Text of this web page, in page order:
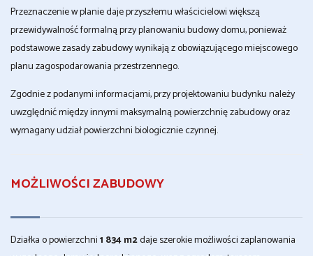
Przeznaczenie w planie daje przyszłemu właścicielowi większą
przewidywalność formalną przy planowaniu budowy domu, ponieważ
podstawowe zasady zabudowy wynikają z obowiązującego miejscowego
planu zagospodarowania przestrzennego.
Zgodnie z podanymi informacjami, przy projektowaniu budynku należy
uwzględnić między innymi maksymalną powierzchnię zabudowy oraz
wymagany udział powierzchni biologicznie czynnej.
MOŻLIWOŚCI ZABUDOWY
Działka o powierzchni1 834 m2daje szerokie możliwości zaplanowania